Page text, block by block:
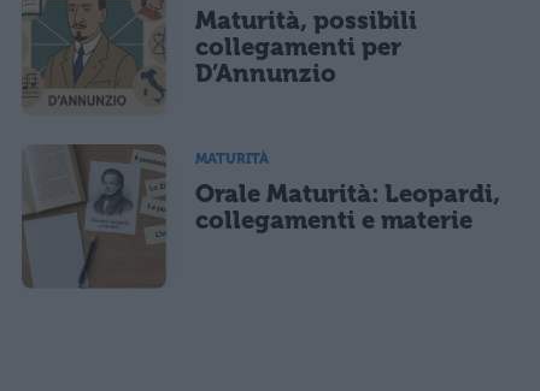
Maturità, possibili
collegamenti per
D’Annunzio
MATURITÀ
Orale Maturità: Leopardi,
collegamenti e materie